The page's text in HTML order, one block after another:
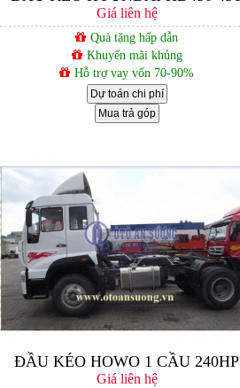
Giá liên hệ
Quà tặng hấp dẫn
Khuyến mãi khủng
Hỗ trợ vay vốn 70-90%
Dự toán chi phí
Mua trả góp
ĐẦU KÉO HOWO 1 CẦU 240HP
Giá liên hệ